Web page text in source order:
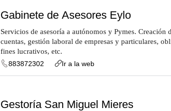
Gabinete de Asesores Eylo
Servicios de asesoría a autónomos y Pymes. Creación
cuentas, gestión laboral de empresas y particulares,
fines lucrativos, etc.
883872302
Ir a la web
Gestoría San Miguel Mieres